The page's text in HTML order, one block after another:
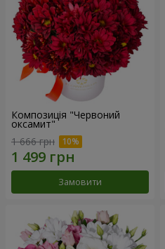
Композиція "Червоний
оксамит"
1 666 грн
Замовити